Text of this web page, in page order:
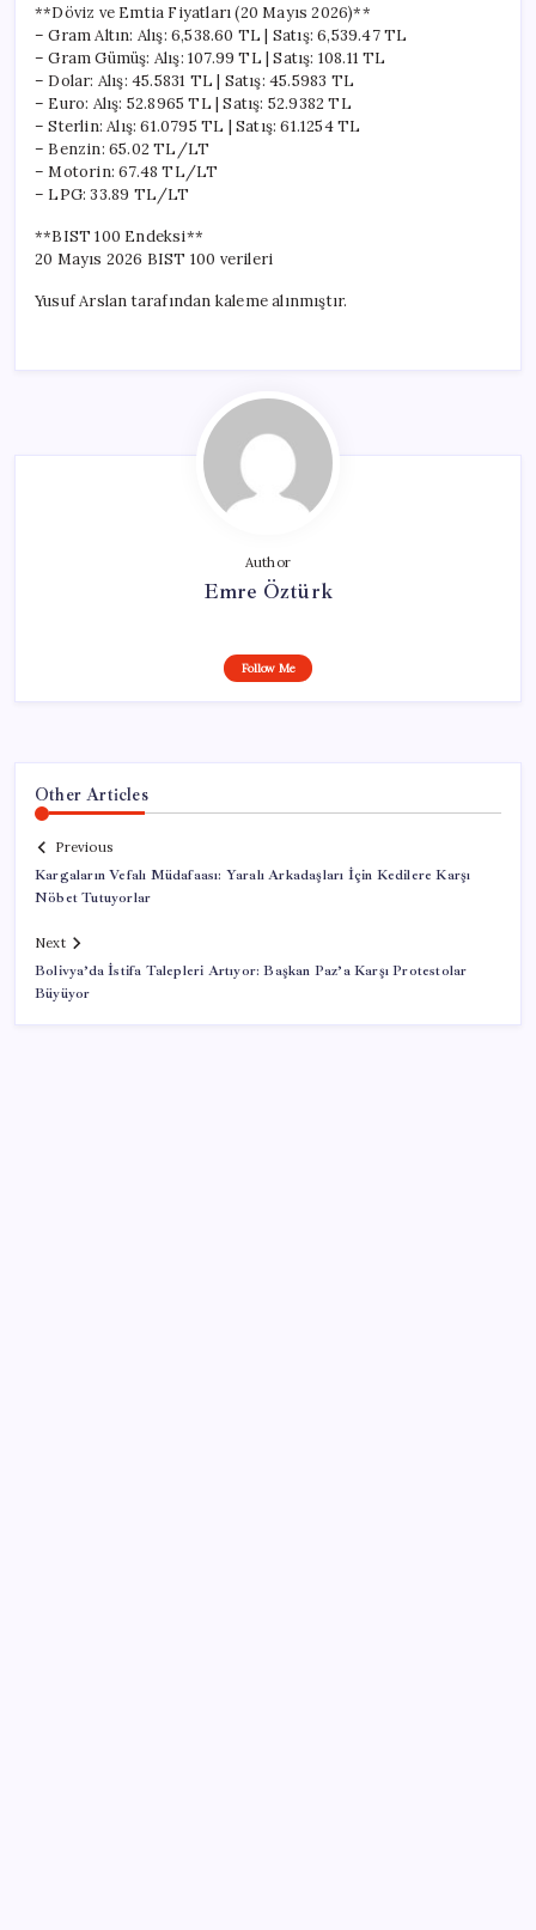
**Döviz ve Emtia Fiyatları (20 Mayıs 2026)**
– Gram Altın: Alış: 6,538.60 TL | Satış: 6,539.47 TL
– Gram Gümüş: Alış: 107.99 TL | Satış: 108.11 TL
– Dolar: Alış: 45.5831 TL | Satış: 45.5983 TL
– Euro: Alış: 52.8965 TL | Satış: 52.9382 TL
– Sterlin: Alış: 61.0795 TL | Satış: 61.1254 TL
– Benzin: 65.02 TL/LT
– Motorin: 67.48 TL/LT
– LPG: 33.89 TL/LT
**BIST 100 Endeksi**
20 Mayıs 2026 BIST 100 verileri
Yusuf Arslan tarafından kaleme alınmıştır.
Author
Emre Öztürk
Follow Me
Other Articles
Previous
Kargaların Vefalı Müdafaası: Yaralı Arkadaşları İçin Kedilere Karşı
Nöbet Tutuyorlar
Next
Bolivya’da İstifa Talepleri Artıyor: Başkan Paz’a Karşı Protestolar
Büyüyor